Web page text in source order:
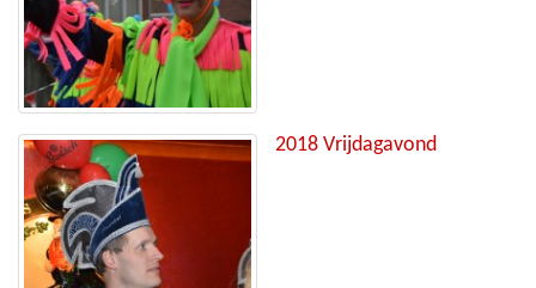
2018 Vrijdagavond